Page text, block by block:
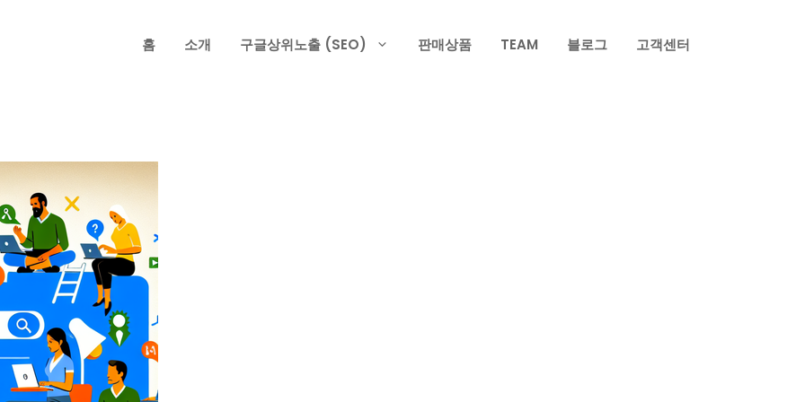
홈 소개 구글상위노출 (SEO) 판매상품 TEAM 블로그 고객센터